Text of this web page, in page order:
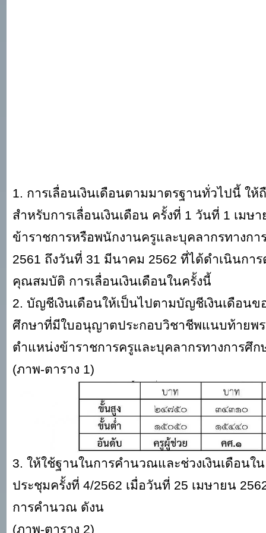
1. การเลื่อนเงินเดือนตามมาตรฐานทั่วไปนี้ ใ
สำหรับการเลื่อนเงินเดือน ครั้งที่ 1 วันที่ 1 เม
ข้าราชการหรือพนักงานครูและบุคลากรทางก
2561 ถึงวันที่ 31 มีนาคม 2562 ที่ได้ดำเนินกา
คุณสมบัติ การเลื่อนเงินเดือนในครั้งนี้
2. บัญชีเงินเดือนให้เป็นไปตามบัญชีเงินเดือน
ศึกษาที่มีใบอนุญาตประกอบวิชาชีพแนบท้ายพร
ตำแหน่งข้าราชการครูและบุคลากรทางการศึ
(ภาพ-ตาราง 1)
3. ให้ใช้ฐานในการคำนวณและช่วงเงินเดือน
ประชุมครั้งที่ 4/2562 เมื่อวันที่ 25 เมษายน
การคำนวณ ดังน
(ภาพ-ตาราง 2)